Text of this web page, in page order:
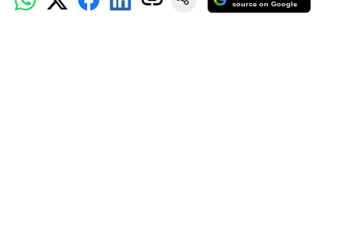
source on Google